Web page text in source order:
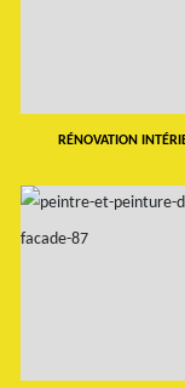
RÉNOVATION